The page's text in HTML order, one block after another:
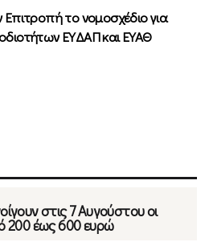
το νομοσχέδιο για
ΕΥΔΑΠ και ΕΥΑΘ
στις 7 Αυγούστου οι
200 έως 600 ευρώ